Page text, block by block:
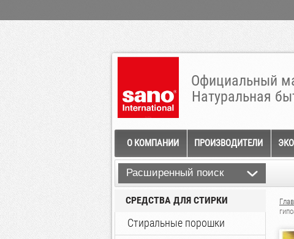
Официальный
Натуральная
О КОМПАНИИ ПРОИЗВОДИТЕЛИ
Расширенный поиск
СРЕДСТВА ДЛЯ СТИРКИ
Стиральные порошки